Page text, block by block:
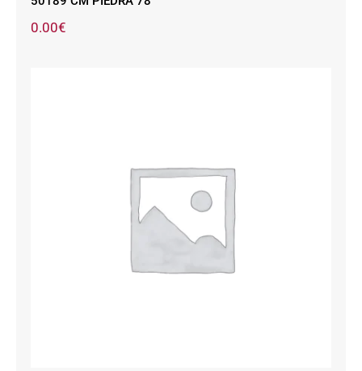
0.00€
50146 ARENA 968